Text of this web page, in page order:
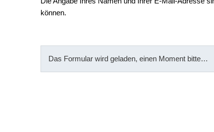
können.
Das Formular wird geladen, einen Moment bitte…